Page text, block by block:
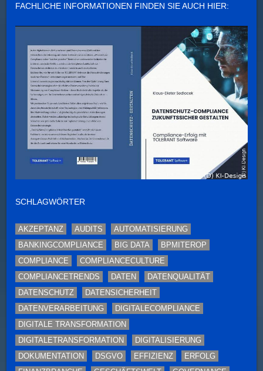
FACHLICHE INFORMATIONEN FINDEN SIE AUCH HIER:
SCHLAGWÖRTER
AKZEPTANZ AUDITS
AUTOMATISIERUNG
BANKINGCOMPLIANCE
BIG DATA
BPMITEROP
COMPLIANCE
COMPLIANCECULTURE
COMPLIANCETRENDS
DATEN
DATENQUALITÄT
DATENSCHUTZ
DATENSICHERHEIT
DATENVERARBEITUNG
DIGITALECOMPLIANCE
DIGITALE TRANSFORMATION
DIGITALETRANSFORMATION
DIGITALISIERUNG
DOKUMENTATION
DSGVO EFFIZIENZ
ERFOLG